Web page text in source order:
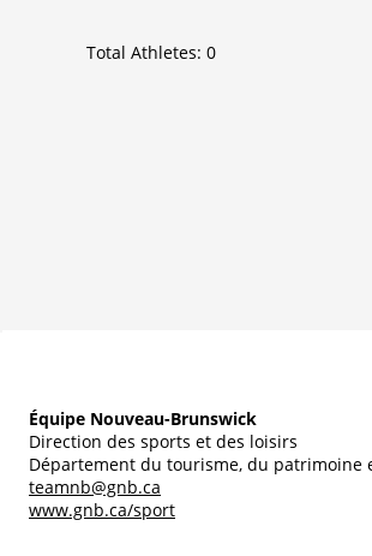
Total Athletes: 0
Équipe Nouveau-Brunswick
Direction des sports et des loisirs
Département du tourisme, du patrimoine
teamnb@gnb.ca
www.gnb.ca/sport